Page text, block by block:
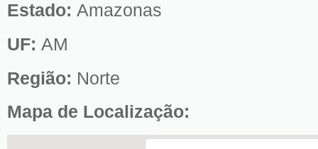
Estado: Amazonas
UF: AM
Região: Norte
Mapa de Localização: